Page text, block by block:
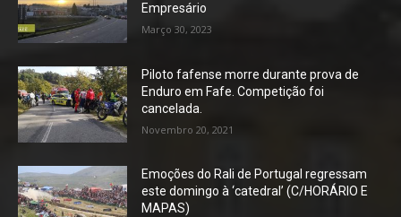
Empresário
Março 30, 2023
Piloto fafense morre durante prova de
Enduro em Fafe. Competição foi
cancelada.
Novembro 20, 2021
Emoções do Rali de Portugal regressam
este domingo à ‘catedral’ (C/HORÁRIO E
MAPAS)